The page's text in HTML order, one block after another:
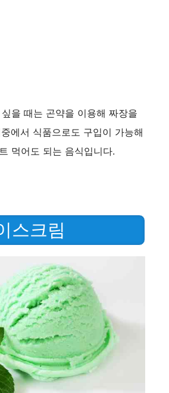
을 때는 곤약을 이용해 짜장을
에서 식품으로도 구입이 가능해
먹어도 되는 음식입니다.
스크림